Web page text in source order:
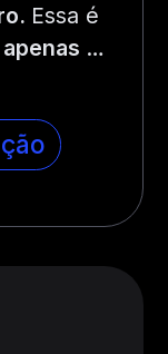
Essa é
…